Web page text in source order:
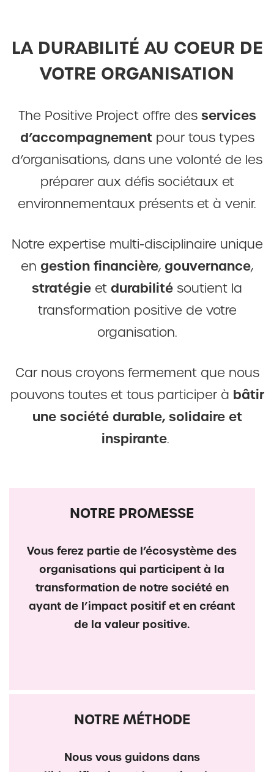
LA DURABILITÉ AU COEUR DE
VOTRE ORGANISATION
The Positive Project offre des services
d’accompagnement pour tous types
d’organisations, dans une volonté de les
préparer aux défis sociétaux et
environnementaux présents et à venir.
Notre expertise multi-disciplinaire unique
en gestion financière, gouvernance,
stratégie et durabilité soutient la
transformation positive de votre
organisation.
Car nous croyons fermement que nous
pouvons toutes et tous participer à bâtir
une société durable, solidaire et
inspirante.
NOTRE PROMESSE
Vous ferez partie de l’écosystème des
organisations qui participent à la
transformation de notre société en
ayant de l’impact positif et en créant
de la valeur positive.
NOTRE MÉTHODE
Nous vous guidons dans